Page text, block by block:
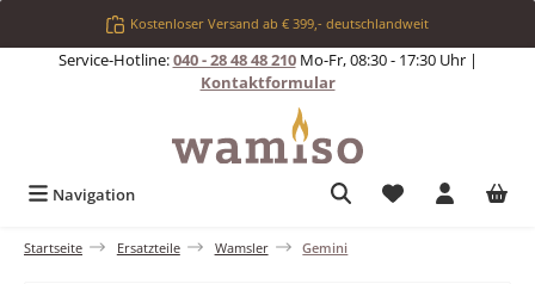
Zum Hauptinhalt springenKostenloser Versand ab € 399,- deutschlandweit
Service-Hotline:040 - 28 48 48 210Mo-Fr, 08:30 - 17:30 Uhr |
Kontaktformular
Navigation Du hast 0
Startseite Ersatzteile Wamsler Gemini